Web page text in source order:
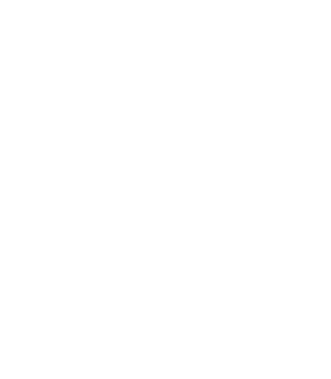
Por otro lado, Alba
postura distinta. En cuanto
mañana: “Al ser una tienda
festivos. No somos
nuestro público, y la gente
Según ella, las tiendas
Francisco Tirado, dueño de